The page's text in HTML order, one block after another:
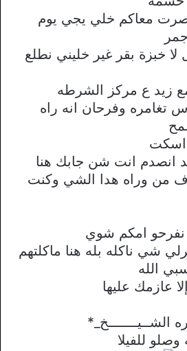
معاكم خلي يجي يوم
لا خبزة بقر غير خليني نطلع
ع مركز الشرطه
تغامره وفرحان انه راه
اسكت
انصدم انت شن جابك هنا
من وراه هدا الشي وكنت
امكم شوي
شي ناكله بله هنا ماكلتهم
الله
عازمك عليها
الشــيـــــــخ_*
للفيلا